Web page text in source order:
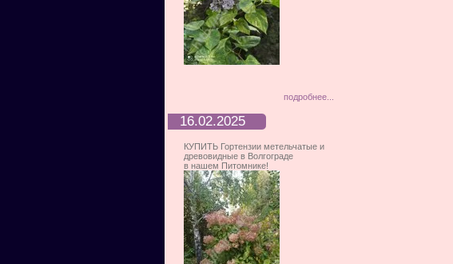
подробнее...
16.02.2025
КУПИТЬ Гортензии метельчатые и
древовидные в Волгограде
в нашем Питомнике!